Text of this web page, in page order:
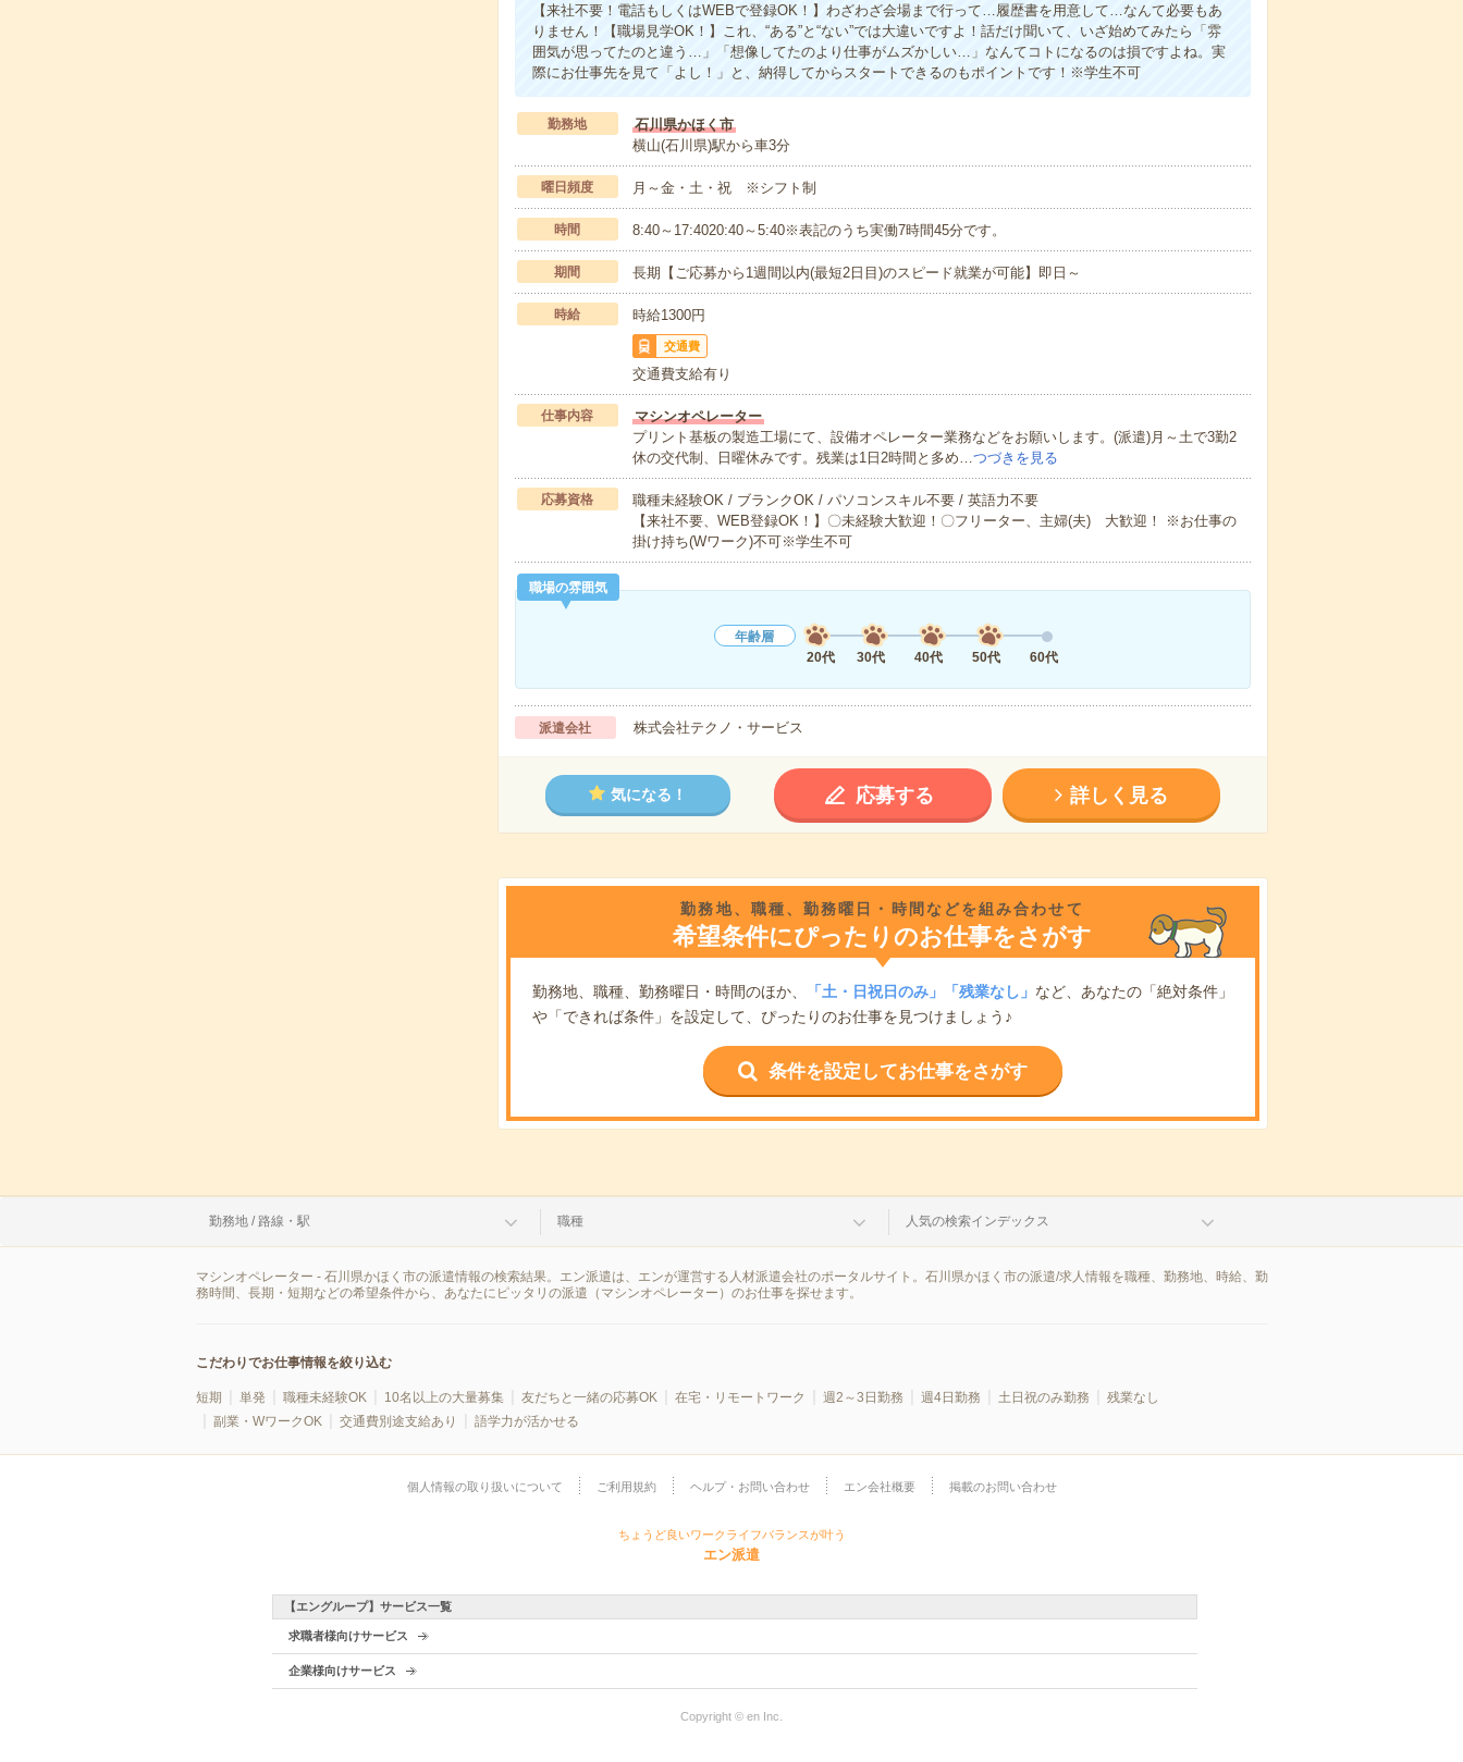
【来社不要！電話もしくはWEBで登録OK！】わざわざ会場まで行って…履歴書を用意して…なんて必要もあ
りません！【職場見学OK！】これ、“ある”と“ない”では大違いですよ！話だけ聞いて、いざ始めてみたら「雰
囲気が思ってたのと違う…」「想像してたのより仕事がムズかしい…」なんてコトになるのは損ですよね。実
際にお仕事先を見て「よし！」と、納得してからスタートできるのもポイントです！※学生不可
勤務地
石川県かほく市
横山(石川県)駅から車3分
曜日頻度 月～金・土・祝 ※シフト制
時間 8:40～17:4020:40～5:40※表記のうち実働7時間45分です。
期間 長期【ご応募から1週間以内(最短2日目)のスピード就業が可能】即日～
時給 時給1300円
交通費
交通費支給有り
仕事内容
マシンオペレーター
プリント基板の製造工場にて、設備オペレーター業務などをお願いします。(派遣)月～土で3勤2
休の交代制、日曜休みです。残業は1日2時間と多め… つづきを見る
応募資格
職種未経験OK / ブランクOK / パソコンスキル不要 / 英語力不要
【来社不要、WEB登録OK！】〇未経験大歓迎！〇フリーター、主婦(夫) 大歓迎！ ※お仕事の
掛け持ち(Wワーク)不可※学生不可
職場の雰囲気
年齢層
20代
30代 40代 50代 60代
派遣会社 株式会社テクノ・サービス
気になる！ 応募する 詳しく見る
勤務地、職種、勤務曜日・時間などを組み合わせて
希望条件にぴったりのお仕事をさがす
勤務地、職種、勤務曜日・時間のほか、 「土・日祝日のみ」「残業なし」 など、あなたの「絶対条件」
や「できれば条件」を設定して、ぴったりのお仕事を見つけましょう♪
条件を設定してお仕事をさがす
勤務地 / 路線・駅 職種 人気の検索インデックス
マシンオペレーター - 石川県かほく市の派遣情報の検索結果。エン派遣は、エンが運営する人材派遣会社のポータルサイト。石川県かほく市の派遣/求人情報を職種、勤務地、時給、勤
務時間、長期・短期などの希望条件から、あなたにピッタリの派遣（マシンオペレーター）のお仕事を探せます。
こだわりでお仕事情報を絞り込む
短期 単発 職種未経験OK 10名以上の大量募集 友だちと一緒の応募OK 在宅・リモートワーク 週2～3日勤務 週4日勤務 土日祝のみ勤務
残業なし
副業・WワークOK
交通費別途支給あり 語学力が活かせる
個人情報の取り扱いについて ご利用規約 ヘルプ・お問い合わせ エン会社概要 掲載のお問い合わせ
ちょうど良いワークライフバランスが叶う
エン派遣
【エングループ】サービス一覧
求職者様向けサービス
企業様向けサービス
Copyright © en Inc.